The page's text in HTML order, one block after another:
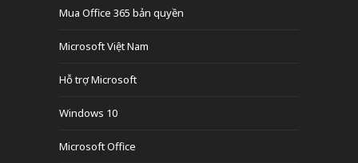
Mua Office 365 bản quyền
Microsoft Việt Nam
Hỗ trợ Microsoft
Windows 10
Microsoft Office